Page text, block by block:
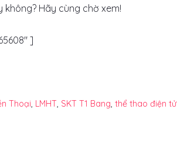
Hãy cùng chờ xem!
]
Thoại, LMHT, SKT T1 Bang, thể thao điện tử